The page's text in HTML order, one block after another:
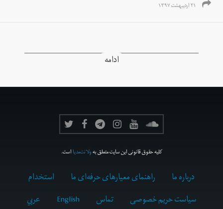
۲۱ اردیبهشت ۱۳۹۷
ادامه
کلیه حقوق قانونی این سایت متعلق بهولانت‌مدیااست.
درباره ما راهنمای معیارهای حرفه‌ای ما
استخدام
سیاست حریم خصوصی
تماس English عربي